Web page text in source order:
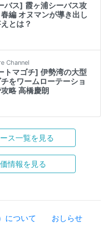
バス] 霞ヶ浦シーバス攻
編 オヌマンが導き出し
とは？
Channel
トマゴチ] 伊勢湾の大型
をワームローテーショ
略 高橋慶朗
ス一覧を見る
情報を見る
について
おしらせ